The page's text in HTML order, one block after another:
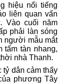
hiệu nổi tiếng
liên quan vấn
Vào cuối năm
phải làn sóng
người mẫu mắt
tấm tàn nhang,
nhà Thanh.
dân cảm thấy
phương Tây